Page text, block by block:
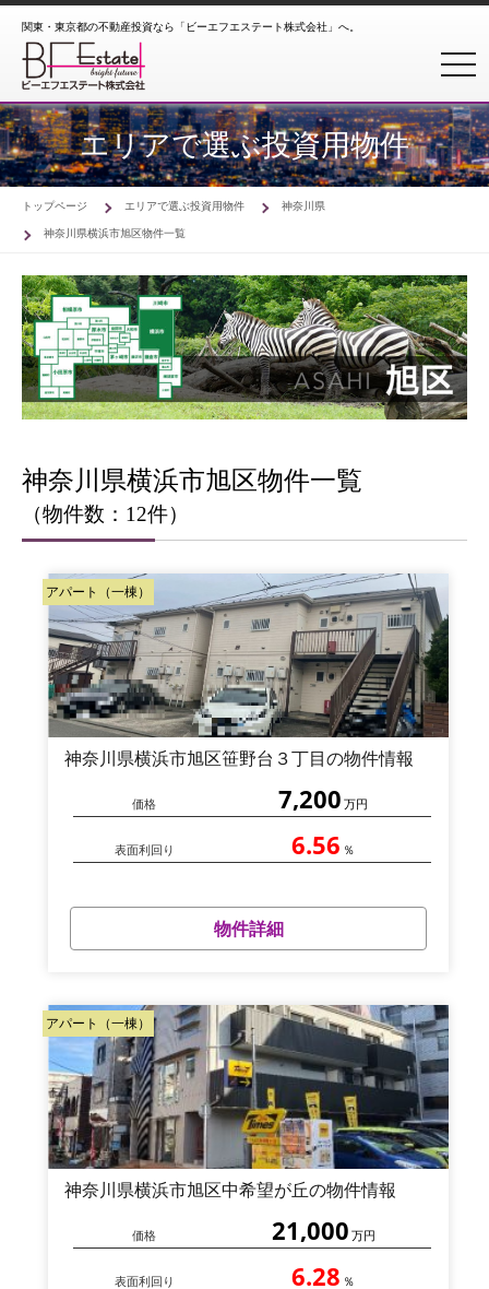
関東・東京都の不動産投資なら「ビーエフエステート株式会社」へ。
エリアで選ぶ投資用物件
トップページ エリアで選ぶ投資用物件
神奈川県
神奈川県横浜市旭区物件一覧
神奈川県横浜市旭区物件一覧
（物件数：12件）
アパート（一棟）
神奈川県横浜市旭区笹野台３丁目の物件情報
価格 7,200 万円
表面利回り 6.56 ％
物件詳細
アパート（一棟）
神奈川県横浜市旭区中希望が丘の物件情報
価格 21,000 万円
表面利回り 6.28 ％